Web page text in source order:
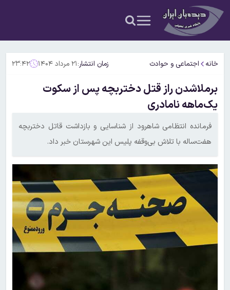
خانه اجتماعی و حوادث زمان انتشار:۲۱ مرداد ۱۴۰۴ ۲۳:۴۲
برملاشدن راز قتل دختربچه پس از سکوت
یک‌ماهه نامادری
فرمانده انتظامی شاهرود از شناسایی و بازداشت قاتل دختربچه
هفت‌ساله با تلاش بی‌وقفه پلیس این شهرستان خبر داد.